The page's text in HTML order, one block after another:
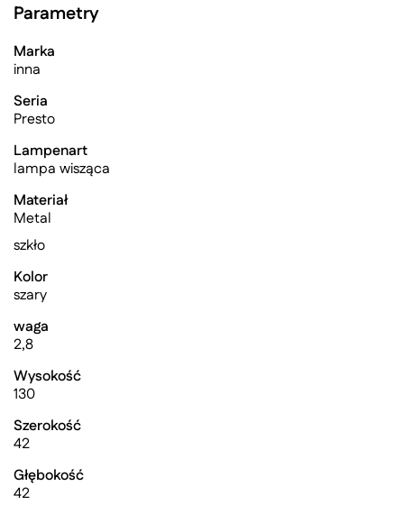
Parametry
Marka
inna
Seria
Presto
Lampenart
lampa wisząca
Materiał
Metal
szkło
Kolor
szary
waga
2,8
Wysokość
130
Szerokość
42
Głębokość
42